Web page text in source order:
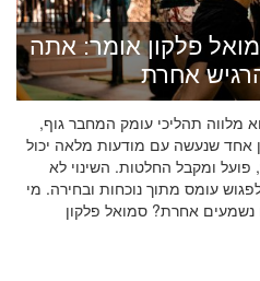
פלקון אומר: אתה
אחרת
מלווה תהליכי עומק המחבר גוף,
אחד שנעשה עם מודעות מלאה יכול
ומקבל החלטות. השינוי לא
עומס מתוך נוכחות ובחירה. מי